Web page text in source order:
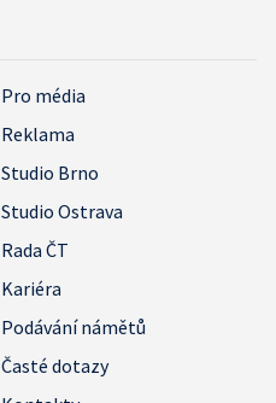
Pro média
Reklama
Studio Brno
Studio Ostrava
Rada ČT
Kariéra
Podávání námětů
Časté dotazy